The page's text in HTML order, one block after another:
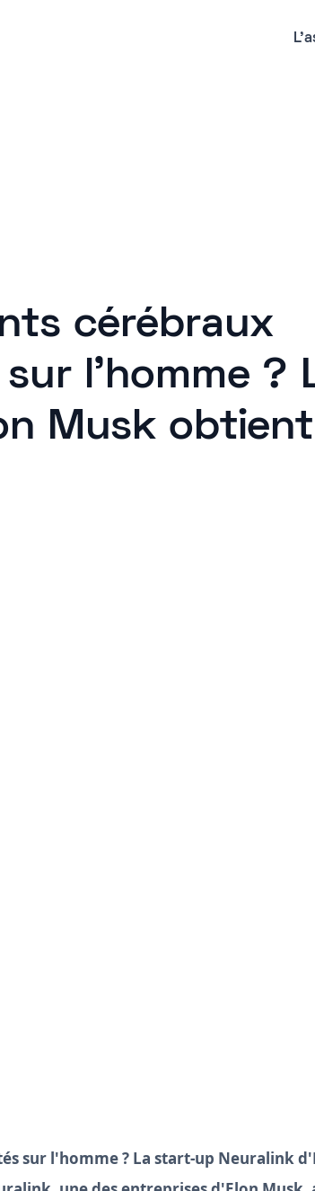
cérébraux
l'homme ?
Musk
sur l'homme ? La start-up Neuralink